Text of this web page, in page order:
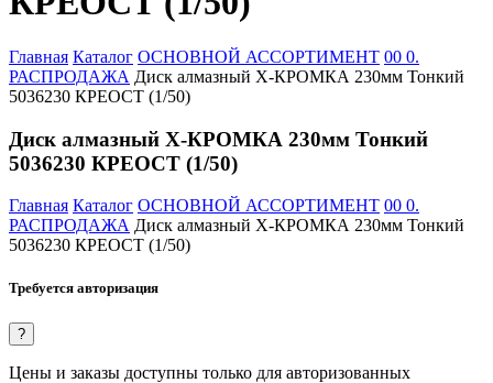
Главная Каталог ОСНОВНОЙ АССОРТИМЕНТ 00 0.
РАСПРОДАЖА Диск алмазный Х-КРОМКА 230мм Тонкий
5036230 КРЕОСТ (1/50)
Диск алмазный Х-КРОМКА 230мм Тонкий
5036230 КРЕОСТ (1/50)
Главная Каталог ОСНОВНОЙ АССОРТИМЕНТ 00 0.
РАСПРОДАЖА Диск алмазный Х-КРОМКА 230мм Тонкий
5036230 КРЕОСТ (1/50)
Требуется авторизация
?
Цены и заказы доступны только для авторизованных